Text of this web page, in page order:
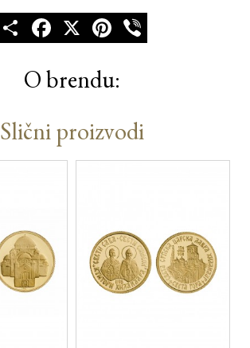
ShareFacebook
X Pinterest
O brendu:
Slični proizvodi